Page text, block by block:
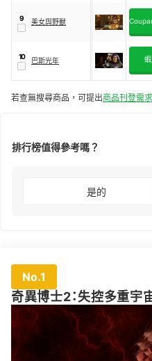
9 美女與野獸
10
巴斯光年
若查無搜尋商品，可提出商品刊登需求
排行榜值得參考嗎？
是的
No.1
奇異博士2：失控多重宇